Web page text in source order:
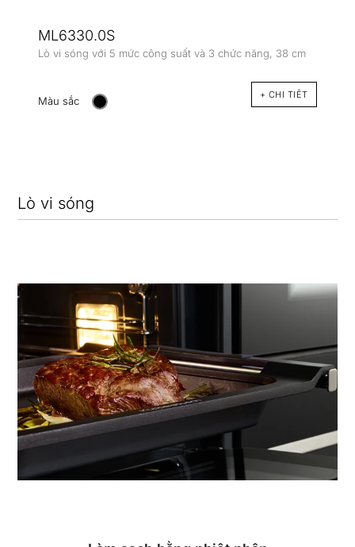
ML6330.0S
Lò vi sóng với 5 mức công suất và 3 chức năng, 38 cm
Màu sắc + CHI TIÊT
Lò vi sóng